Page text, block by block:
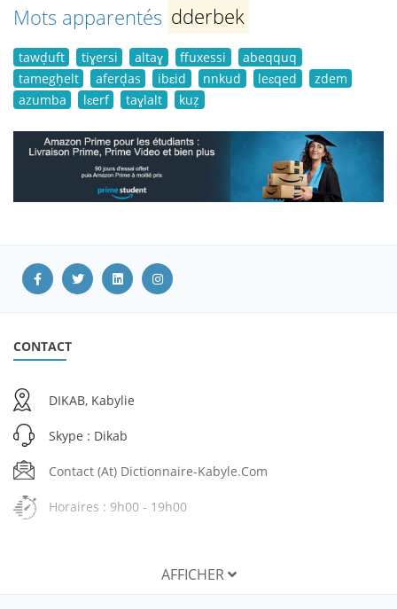
Mots apparentés dderbek
tawḍuft tiɣersi altaɣ ffuxessi
abeqquq
tamegḥelt
aferḍas ibɛid nnkud leɛqed
zdem
azumba
lɛerf taɣlalt kuẓ
CONTACT
DIKAB, Kabylie
Skype : Dikab
Contact (at) Dictionnaire-Kabyle.com
Horaires : 9h00 - 19h00
AFFICHER